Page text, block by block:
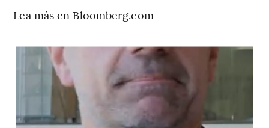
Lea más en Bloomberg.com